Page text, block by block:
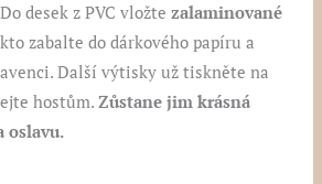
desek z PVC vložtezalaminované
zabalte do dárkového papíru a
Další výtisky už tiskněte na
hostům.Zůstane jim krásná
oslavu.